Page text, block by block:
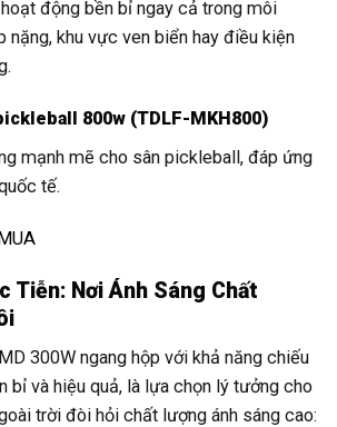
động bền bỉ ngay cả trong môi
nặng, khu vực ven biển hay điều kiện
800w (TDLF-MKH800)
mạnh mẽ cho sân pickleball, đáp ứng
tế.
Tiễn: Nơi Ánh Sáng Chất
300W ngang hộp với khả năng chiếu
bỉ và hiệu quả, là lựa chọn lý tưởng cho
trời đòi hỏi chất lượng ánh sáng cao: